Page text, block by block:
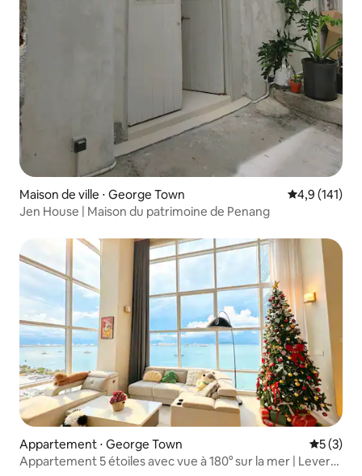
Maison de ville ⋅ George Town Évaluation
4,9 (141)
Jen House | Maison du patrimoine de Penang
Appartement ⋅ George Town
5 (3)
Appartement 5 étoiles avec vue à 180° sur la mer | Lever